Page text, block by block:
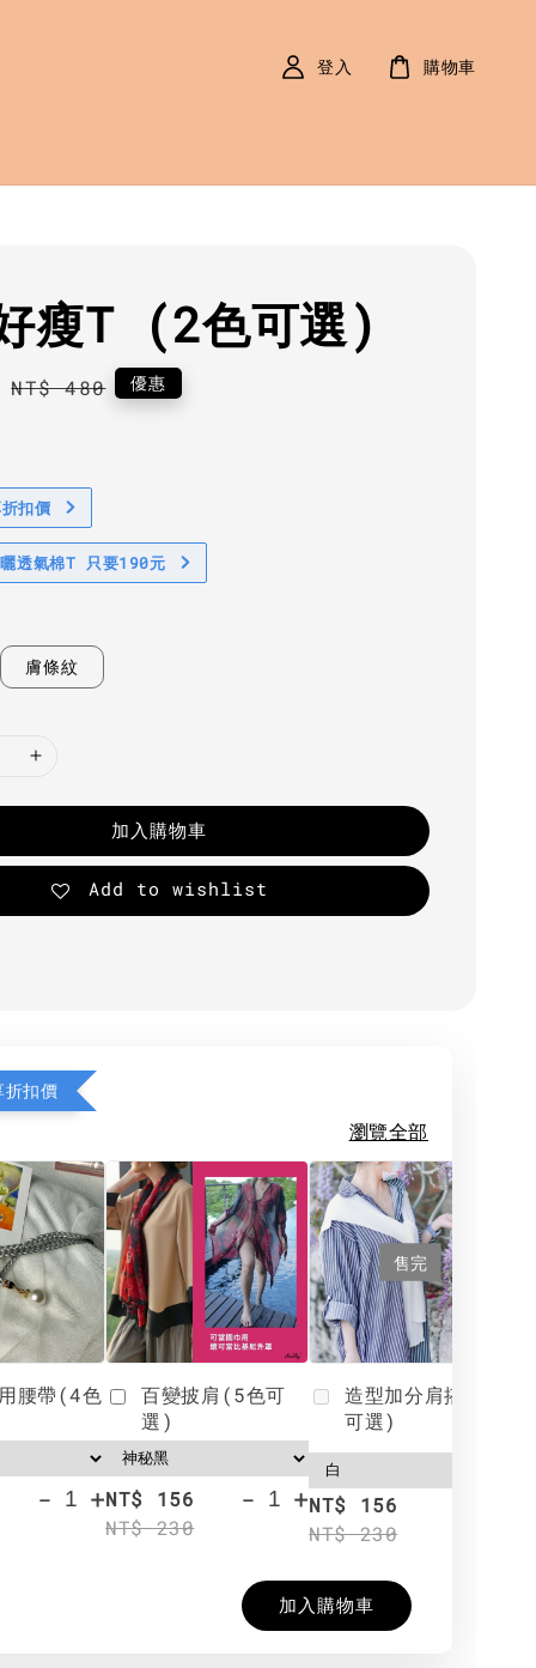
登入 購物車
瘦T (2色可選)
Regular
NT$ 480 優惠
扣價
透氣棉T 只要190元
膚條紋
加入購物車
Add to wishlist
扣價
瀏覽全部
腰帶(4色
- +
百變披肩(5色可
選)
NT$ 156
NT$ 230
- +
售完
造型加分肩搭(4色
可選)
NT$ 156
NT$ 230
加入購物車